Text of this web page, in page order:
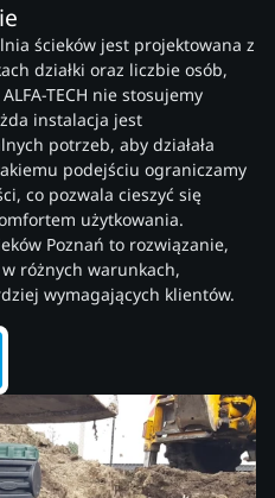
ścieków jest projektowana z
działki oraz liczbie osób,
TECH nie stosujemy
instalacja jest
potrzeb, aby działała
podejściu ograniczamy
co pozwala cieszyć się
użytkowania.
Poznań to rozwiązanie,
różnych warunkach,
wymagających klientów.